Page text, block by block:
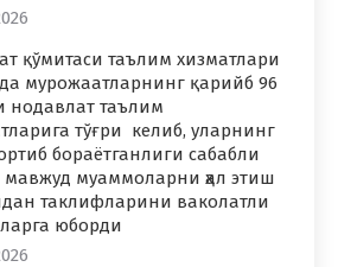
қўмитаси таълим хизматлари
мурожаатларнинг қарийб 96
нодавлат таълим
тўғри келиб, уларнинг
бораётганлиги сабабли
мавжуд муаммоларни ҳал этиш
таклифларини ваколатли
юборди